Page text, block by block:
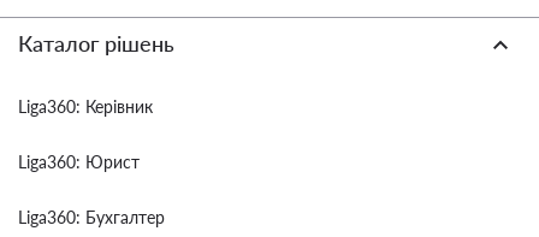
Каталог рішень
Liga360: Керівник
Liga360: Юрист
Liga360: Бухгалтер